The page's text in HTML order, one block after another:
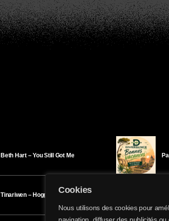
Cookies
Nous utilisons des cookies pour
Beth Hart – You Still Got Me
Tinariwen – Hoggar